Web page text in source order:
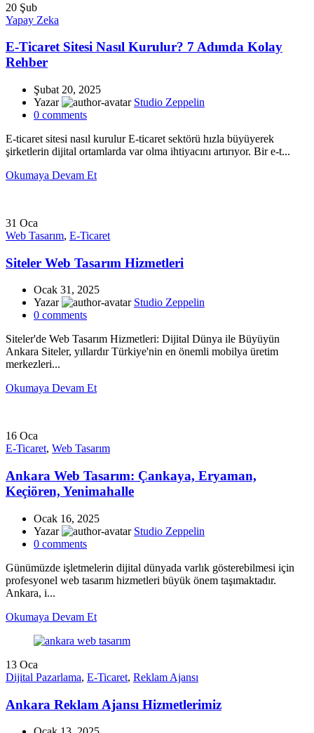
20 Şub
Yapay Zeka
E-Ticaret Sitesi Nasıl Kurulur? 7 Adımda Kolay
Rehber
Şubat 20, 2025
Yazar
Studio Zeppelin
0 comments
E-ticaret sitesi nasıl kurulur E-ticaret sektörü hızla büyüyerek
şirketlerin dijital ortamlarda var olma ihtiyacını artırıyor. Bir e-t...
Okumaya Devam Et
31 Oca
Web Tasarım, E-Ticaret
Siteler Web Tasarım Hizmetleri
Ocak 31, 2025
Yazar
Studio Zeppelin
0 comments
Siteler'de Web Tasarım Hizmetleri: Dijital Dünya ile Büyüyün
Ankara Siteler, yıllardır Türkiye'nin en önemli mobilya üretim
merkezleri...
Okumaya Devam Et
16 Oca
E-Ticaret, Web Tasarım
Ankara Web Tasarım: Çankaya, Eryaman,
Keçiören, Yenimahalle
Ocak 16, 2025
Yazar
Studio Zeppelin
0 comments
Günümüzde işletmelerin dijital dünyada varlık gösterebilmesi için
profesyonel web tasarım hizmetleri büyük önem taşımaktadır.
Ankara, i...
Okumaya Devam Et
13 Oca
Dijital Pazarlama, E-Ticaret, Reklam Ajansı
Ankara Reklam Ajansı Hizmetlerimiz